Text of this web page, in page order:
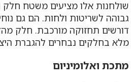
שולחנות אלו מציעים משטח חלק
גבוהה לשריטות ולחות. הם גם
דורשים תחזוקה מורכבת. חלק
מלא בחלקים נבחרים להגברת
מתכת ואלומיניום